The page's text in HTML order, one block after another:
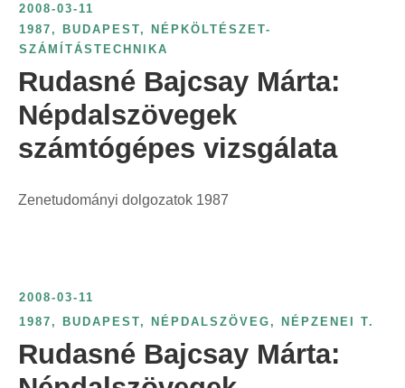
2008-03-11
1987 , BUDAPEST, NÉPKÖLTÉSZET-
SZÁMÍTÁSTECHNIKA
Rudasné Bajcsay Márta:
Népdalszövegek
számtógépes vizsgálata
Zenetudományi dolgozatok 1987
2008-03-11
1987 , BUDAPEST, NÉPDALSZÖVEG , NÉPZENEI T.
Rudasné Bajcsay Márta: